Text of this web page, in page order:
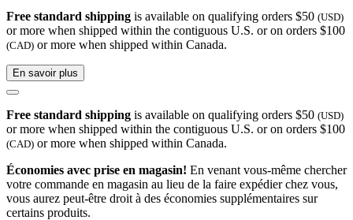
Free standard shipping is available on qualifying orders $50 (USD)
or more when shipped within the contiguous U.S. or on orders $100
(CAD) or more when shipped within Canada.
En savoir plus
Free standard shipping is available on qualifying orders $50 (USD)
or more when shipped within the contiguous U.S. or on orders $100
(CAD) or more when shipped within Canada.
Économies avec prise en magasin! En venant vous-même chercher
votre commande en magasin au lieu de la faire expédier chez vous,
vous aurez peut-être droit à des économies supplémentaires sur
certains produits.